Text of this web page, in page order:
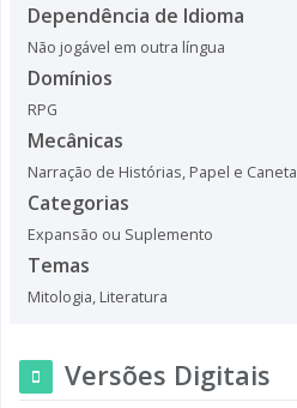
Dependência de Idioma
Não jogável em outra língua
Domínios
RPG
Mecânicas
Narração de Histórias, Papel e Caneta
Categorias
Expansão ou Suplemento
Temas
Mitologia, Literatura
Versões Digitais